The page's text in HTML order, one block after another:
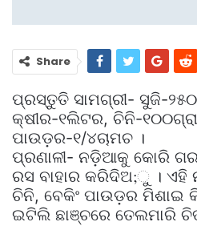
Share
ପ୍ରସ୍ତୁତି ସାମଗ୍ରୀ- ସୁଜି-
କ୍ଷୀର-୧ଲିଟର, ଚିନି-
ପାଉଡ଼ର-୧/୪ଚାମଚ ।
ପ୍ରଣାଳୀ- ନଡ଼ିଆକୁ କୋରି
ରସ ବାହାର କରିଦିଅ;ୁ ।
ଚିନି, ବେକିଂ ପାଉଡ଼ର
ଇଟିଲି ଛାଞ୍ଚରେ ତେଲମାରି